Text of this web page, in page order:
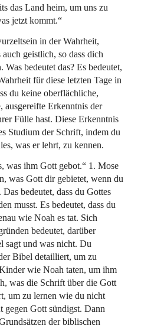
das Land heim, um uns zu
jetzt kommt.“
in der Wahrheit,
geistlich, so dass dich
bedeutet das? Es bedeutet,
für diese letzten Tage in
du keine oberflächliche,
ausgereifte Erkenntnis der
Fülle hast. Diese Erkenntnis
Studium der Schrift, indem du
was er lehrt, zu kennen.
was ihm Gott gebot.“ 1. Mose
was Gott dir gebietet, wenn du
bedeutet, dass du Gottes
musst. Es bedeutet, dass du
wie Noah es tat. Sich
bedeutet, darüber
sagt und was nicht. Du
Bibel detailliert, um zu
wie Noah taten, um ihm
was die Schrift über die Gott
um zu lernen wie du nicht
gegen Gott sündigst. Dann
der biblischen